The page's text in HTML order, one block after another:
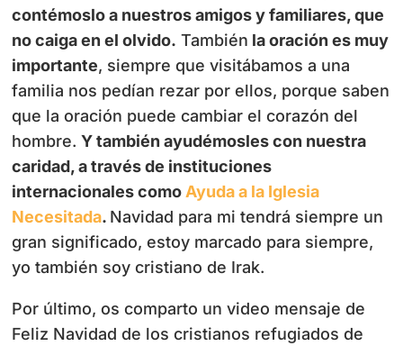
contémoslo a nuestros amigos y familiares, que
no caiga en el olvido. También la oración es muy
importante, siempre que visitábamos a una
familia nos pedían rezar por ellos, porque saben
que la oración puede cambiar el corazón del
hombre.Y también ayudémosles con nuestra
caridad, a través de instituciones
internacionales como Ayuda a la Iglesia
Necesitada. Navidad para mi tendrá siempre un
gran significado, estoy marcado para siempre,
yo también soy cristiano de Irak.
Por último, os comparto un video mensaje de
Feliz Navidad de los cristianos refugiados de